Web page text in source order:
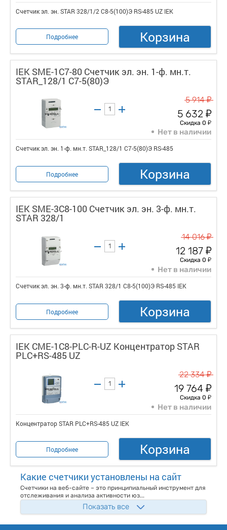
Счетчик эл. эн. STAR 328/1/2 С8-5(100)Э RS-485 UZ IEK
Подробнее Корзина
IEK SME-1C7-80 Счетчик эл. эн. 1-ф. мн.т.
STAR_128/1 С7-5(80)Э
5 914у
5 632 у
Скидка 0 у
Нет в наличии
Счетчик эл. эн. 1-ф. мн.т. STAR_128/1 С7-5(80)Э RS-485
Подробнее Корзина
IEK SME-3C8-100 Счетчик эл. эн. 3-ф. мн.т.
STAR 328/1
14 016у
12 187 у
Скидка 0 у
Нет в наличии
Счетчик эл. эн. 3-ф. мн.т. STAR 328/1 С8-5(100)Э RS-485 IEK
Подробнее Корзина
IEK CME-1C8-PLC-R-UZ Концентратор STAR
PLC+RS-485 UZ
22 334у
19 764 у
Скидка 0 у
Нет в наличии
Концентратор STAR PLC+RS-485 UZ IEK
Подробнее Корзина
Какие счетчики установлены на сайт
Счетчики на веб-сайте – это принципиальный инструмент для
отслеживания и анализа активности юз...
Показать все